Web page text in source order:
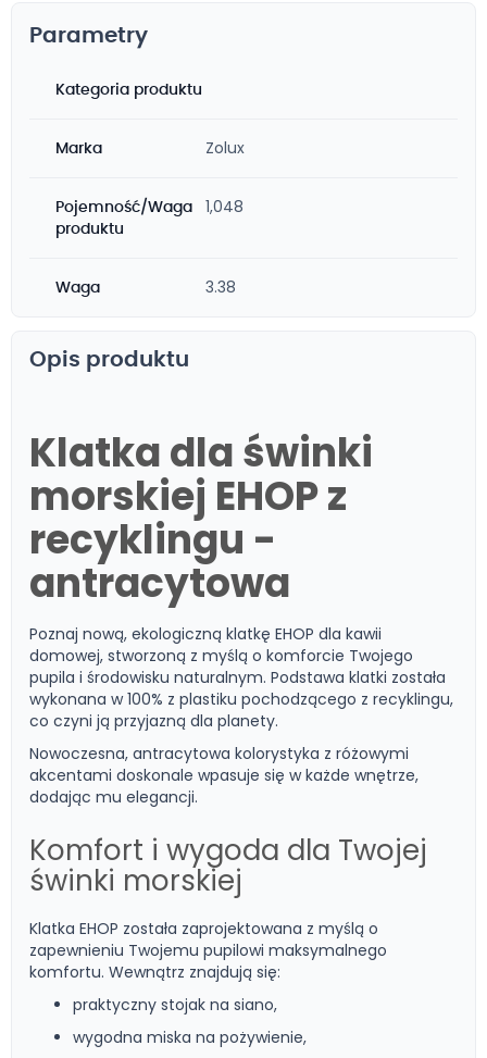
Parametry
Kategoria produktu
Marka Zolux
Pojemność/Waga
produktu
1,048
Waga 3.38
Opis produktu
Klatka dla świnki
morskiej EHOP z
recyklingu -
antracytowa
Poznaj nową, ekologiczną klatkę EHOP dla kawii
domowej, stworzoną z myślą o komforcie Twojego
pupila i środowisku naturalnym. Podstawa klatki została
wykonana w 100% z plastiku pochodzącego z recyklingu,
co czyni ją przyjazną dla planety.
Nowoczesna, antracytowa kolorystyka z różowymi
akcentami doskonale wpasuje się w każde wnętrze,
dodając mu elegancji.
Komfort i wygoda dla Twojej
świnki morskiej
Klatka EHOP została zaprojektowana z myślą o
zapewnieniu Twojemu pupilowi maksymalnego
komfortu. Wewnątrz znajdują się:
praktyczny stojak na siano,
wygodna miska na pożywienie,